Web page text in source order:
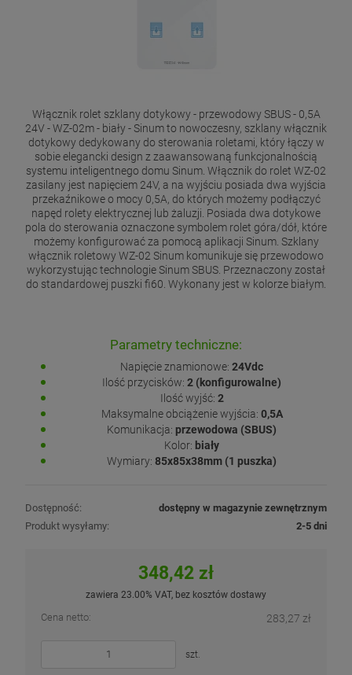
Włącznik rolet szklany dotykowy - przewodowy SBUS - 0,5A
24V - WZ-02m - biały - Sinum to nowoczesny, szklany włącznik
dotykowy dedykowany do sterowania roletami, który łączy w
sobie elegancki design z zaawansowaną funkcjonalnością
systemu inteligentnego domu Sinum. Włącznik do rolet WZ-02
zasilany jest napięciem 24V, a na wyjściu posiada dwa wyjścia
przekaźnikowe o mocy 0,5A, do których możemy podłączyć
napęd rolety elektrycznej lub żaluzji. Posiada dwa dotykowe
pola do sterowania oznaczone symbolem rolet góra/dół, które
możemy konfigurować za pomocą aplikacji Sinum. Szklany
włącznik roletowy WZ-02 Sinum komunikuje się przewodowo
wykorzystując technologie Sinum SBUS. Przeznaczony został
do standardowej puszki fi60. Wykonany jest w kolorze białym.
Parametry techniczne:
Napięcie znamionowe: 24Vdc
Ilość przycisków: 2 (konfigurowalne)
Ilość wyjść: 2
Maksymalne obciążenie wyjścia: 0,5A
Komunikacja: przewodowa (SBUS)
Kolor: biały
Wymiary: 85x85x38mm (1 puszka)
Dostępność:
dostępny w magazynie zewnętrznym
Produkt wysyłamy:
2-5 dni
348,42 zł
zawiera 23.00% VAT, bez kosztów dostawy
Cena netto: 283,27 zł
szt.